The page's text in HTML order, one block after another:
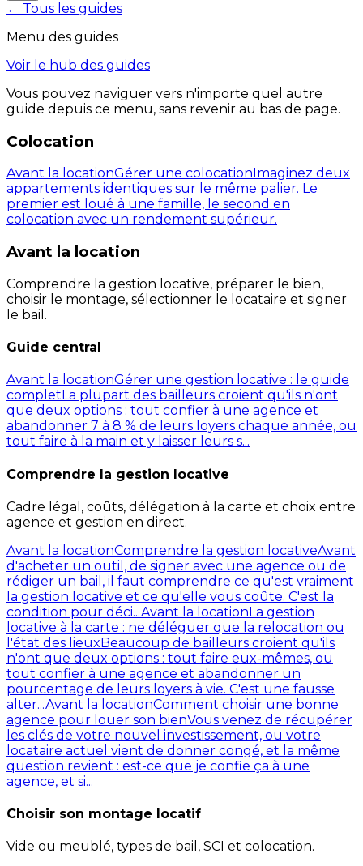
← Tous les guides
Menu des guides
Voir le hub des guides
Vous pouvez naviguer vers n'importe quel autre
guide depuis ce menu, sans revenir au bas de page.
Colocation
Avant la locationGérer une colocation Imaginez deux
appartements identiques sur le même palier. Le
premier est loué à une famille, le second en
colocation avec un rendement supérieur.
Avant la location
Comprendre la gestion locative, préparer le bien,
choisir le montage, sélectionner le locataire et signer
le bail.
Guide central
Avant la locationGérer une gestion locative : le guide
complet La plupart des bailleurs croient qu'ils n'ont
que deux options : tout confier à une agence et
abandonner 7 à 8 % de leurs loyers chaque année, ou
tout faire à la main et y laisser leurs s...
Comprendre la gestion locative
Cadre légal, coûts, délégation à la carte et choix entre
agence et gestion en direct.
Avant la locationComprendre la gestion locativeAvant
d'acheter un outil, de signer avec une agence ou de
rédiger un bail, il faut comprendre ce qu'est vraiment
la gestion locative et ce qu'elle vous coûte. C'est la
condition pour déci...Avant la locationLa gestion
locative à la carte : ne déléguer que la relocation ou
l'état des lieuxBeaucoup de bailleurs croient qu'ils
n'ont que deux options : tout faire eux-mêmes, ou
tout confier à une agence et abandonner un
pourcentage de leurs loyers à vie. C'est une fausse
alter...Avant la locationComment choisir une bonne
agence pour louer son bienVous venez de récupérer
les clés de votre nouvel investissement, ou votre
locataire actuel vient de donner congé, et la même
question revient : est-ce que je confie ça à une
agence, et si...
Choisir son montage locatif
Vide ou meublé, types de bail, SCI et colocation.